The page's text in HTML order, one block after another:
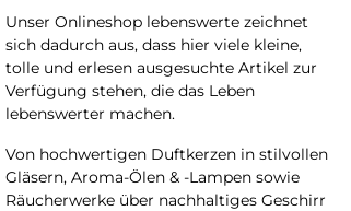
Unser Onlineshop lebenswerte zeichnet
sich dadurch aus, dass hier viele kleine,
tolle und erlesen ausgesuchte Artikel zur
Verfügung stehen, die das Leben
lebenswerter machen.
Von hochwertigen Duftkerzen in stilvollen
Gläsern, Aroma-Ölen & -Lampen sowie
Räucherwerke über nachhaltiges Geschirr